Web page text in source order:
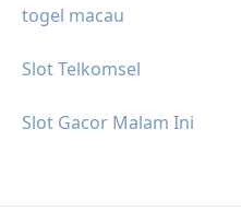
togel macau
Slot Telkomsel
Slot Gacor Malam Ini